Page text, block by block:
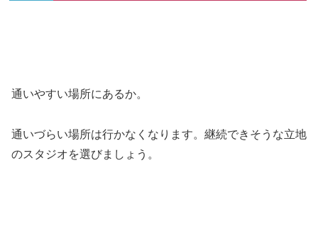
通いやすい場所にあるか。
通いづらい場所は行かなくなります。継続できそうな立地
のスタジオを選びましょう。